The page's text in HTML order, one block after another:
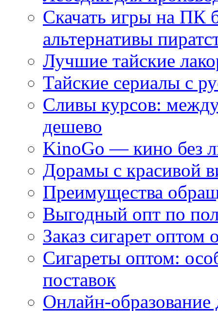
Скачать игры на ПК
альтернативы
Лучшие тайские
Тайские сериалы с
Сливы курсов:
дешево
KinoGo — кино без
Дорамы с красивой
Преимущества
Выгодный опт по
Заказ сигарет оптом
Сигареты оптом:
поставок
Онлайн-